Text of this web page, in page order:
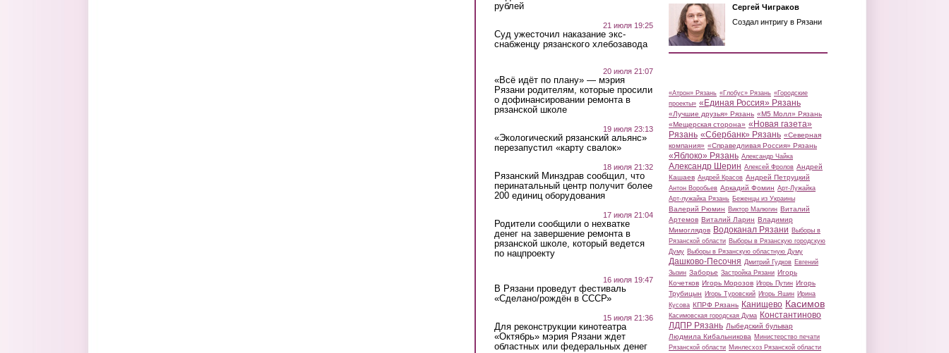
рублей
21 июля 19:25
Суд ужесточил наказание экс-
снабженцу рязанского хлебозавода
20 июля 21:07
«Всё идёт по плану» — мэрия
Рязани родителям, которые просили
о дофинансировании ремонта в
рязанской школе
19 июля 23:13
«Экологический рязанский альянс»
перезапустил «карту свалок»
18 июля 21:32
Рязанский Минздрав сообщил, что
перинатальный центр получит более
200 единиц оборудования
17 июля 21:04
Родители сообщили о нехватке
денег на завершение ремонта в
рязанской школе, который ведется
по нацпроекту
16 июля 19:47
В Рязани проведут фестиваль
«Сделано/рождён в СССР»
15 июля 21:36
Для реконструкции кинотеатра
«Октябрь» мэрия Рязани ждет
областных или федеральных денег
Сергей Чиграков
Создал интригу в Рязани
«Атрон» Рязань «Глобус» Рязань «Городские
проекты» «Единая Россия» Рязань
«Лучшие друзья» Рязань «М5 Молл» Рязань
«Мещерская сторона» «Новая газета»
Рязань «Сбербанк» Рязань «Северная
компания» «Справедливая Россия» Рязань
«Яблоко» Рязань Александр Чайка
Александр Шерин Алексей Фролов Андрей
Кашаев Андрей Красов Андрей Петруцкий
Антон Воробьев Аркадий Фомин Арт-Лужайка
Арт-лужайка Рязань Беженцы из Украины
Валерий Рюмин Виктор Малюгин Виталий
Артемов Виталий Ларин Владимир
Мимоглядов Водоканал Рязани Выборы в
Рязанской области Выборы в Рязанскую городскую
Думу Выборы в Рязанскую областную Думу
Дашково-Песочня Дмитрий Гудков Евгений
Зызин Заборье Застройка Рязани Игорь
Кочетков Игорь Морозов Игорь Путин Игорь
Трубицын Игорь Туровский Игорь Яшин Ирина
Кусова КПРФ Рязань Канищево Касимов
Касимовская городская Дума Константиново
ЛДПР Рязань Лыбедский бульвар
Людмила Кибальникова Министерство печати
Рязанской области Минлесхоз Рязанской области